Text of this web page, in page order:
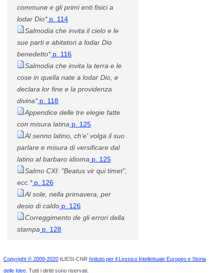
commune e gli primi enti fisici a
lodar Dio*p. 114
Salmodia che invita il cielo e le
sue parti e abitatori a lodar Dio
benedetto*p. 116
Salmodia che invita la terra e le
cose in quella nate a lodar Dio, e
declara lor fine e la providenza
divina*p. 118
Appendice delle tre elegie fatte
con misura latina p. 125
Al senno latino, ch'e' volga il suo
parlare e misura di versificare dal
latino al barbaro idioma p. 125
Salmo CXI: "Beatus vir qui timet",
ecc.*p. 126
Al sole, nella primavera, per
desio di caldo p. 126
Correggimento de gli errori della
stampa p. 128
Copyright © 2009-2020ILIESI-CNR Istituto per il Lessico Intellettuale Europeo e Storia
delle Idee. Tutti i diritti sono riservati.